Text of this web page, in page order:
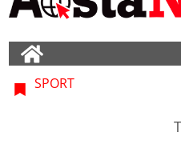
SPORT